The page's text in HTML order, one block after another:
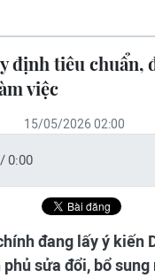
định tiêu chuẩn,
việc
15/05/2026 02:00
/0:00
đang lấy ý kiến
sửa đổi, bổ